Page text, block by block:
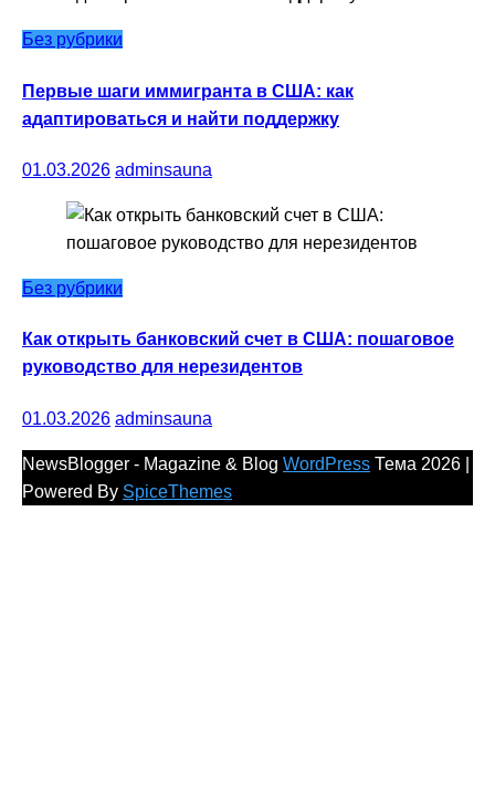
Без рубрики
Первые шаги иммигранта в США: как
адаптироваться и найти поддержку
01.03.2026 adminsauna
Без рубрики
Как открыть банковский счет в США: пошаговое
руководство для нерезидентов
01.03.2026 adminsauna
NewsBlogger - Magazine & Blog WordPress Тема 2026 |
Powered By SpiceThemes